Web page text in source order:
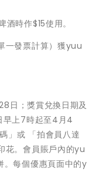
時作$15使用。
一發票計算）獲yuu
日；獎賞兌換日期及
早上7時起至4月4
」或 「拍會員八達
花。會員賬戶內的yu
每個優惠頁面中的y